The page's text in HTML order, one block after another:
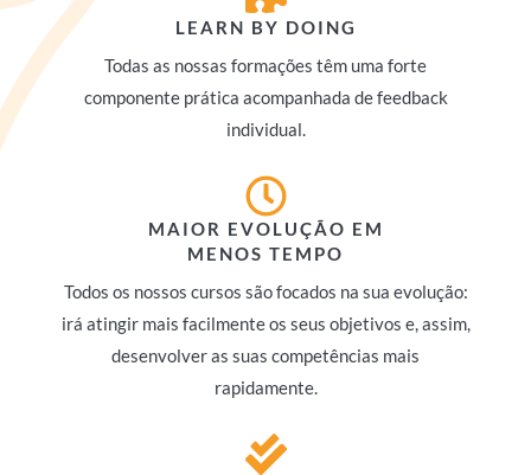
LEARN BY DOING
Todas as nossas formações têm uma forte
componente prática acompanhada de feedback
individual.
MAIOR EVOLUÇÃO EM
MENOS TEMPO
Todos os nossos cursos são focados na sua evolução:
irá atingir mais facilmente os seus objetivos e, assim,
desenvolver as suas competências mais
rapidamente.